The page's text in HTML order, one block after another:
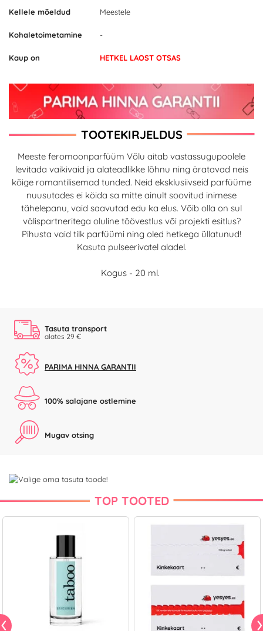
Kellele mõeldud Meestele
Kohaletoimetamine -
Kaup on HETKEL LAOST OTSAS
TOOTEKIRJELDUS
Meeste feromoonparfüüm Võlu aitab vastassugupoolele
levitada vaikivaid ja alateadlikke lõhnu ning äratavad neis
kõige romantilisemad tunded. Neid eksklusiivseid parfüüme
nuusutades ei köida sa mitte ainult soovitud inimese
tähelepanu, vaid saavutad edu ka elus. Võib olla on sul
välispartneritega oluline töövestlus või projekti esitlus?
Pihusta vaid tilk parfüümi ning oled hetkega üllatunud!
Kasuta pulseerivatel aladel.
Kogus - 20 ml.
Tasuta transport
alates 29 €
PARIMA HINNA GARANTII
100% salajane ostlemine
Mugav otsing
TOP TOOTED